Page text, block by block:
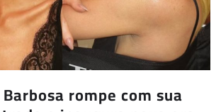
rompe com sua